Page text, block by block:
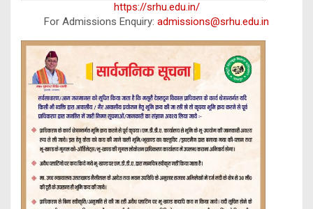
https://srhu.edu.in/
For Admissions Enquiry: admissions@srhu.edu.in